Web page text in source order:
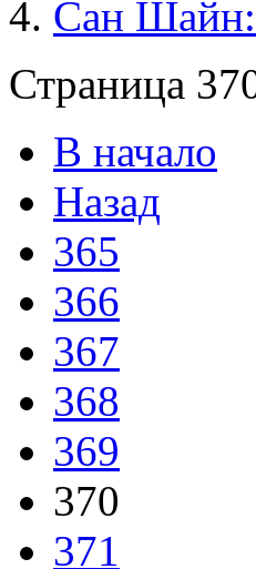
Сан Шайн:
Страница
В начало
Назад
365
366
367
368
369
370
371